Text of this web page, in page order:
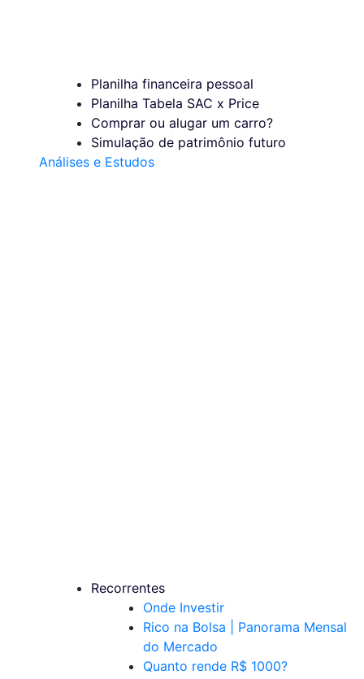
Planilha financeira pessoal
Planilha Tabela SAC x Price
Comprar ou alugar um carro?
Simulação de patrimônio futuro
Análises e Estudos
Recorrentes
Onde Investir
Rico na Bolsa | Panorama Mensal
do Mercado
Quanto rende R$ 1000?